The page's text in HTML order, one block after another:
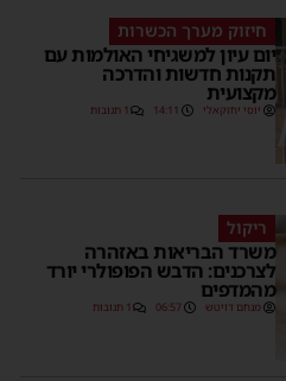
חיזוק מערך הכשרות
יום עיון למשגיחי האולמות עם
תקנות חדשות והדרכה
מקצועית
יוסי יחזקאלי 14:11 1 תגובות
ריקול
משרד הבריאות באזהרה
לצרכנים: הדבש הפופולרי יורד
מהמדפים
מנחם דויטש 06:57 1 תגובות